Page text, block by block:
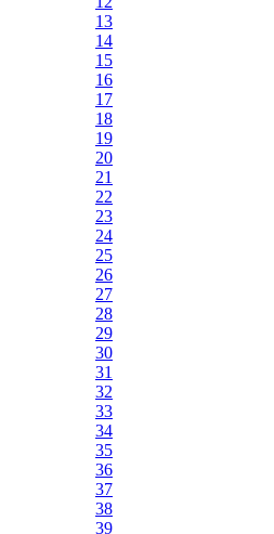
13
14
15
16
17
18
19
20
21
22
23
24
25
26
27
28
29
30
31
32
33
34
35
36
37
38
39